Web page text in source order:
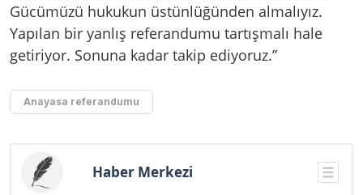
Gücümüzü hukukun üstünlüğünden almalıyız.
Yapılan bir yanlış referandumu tartışmalı hale
getiriyor. Sonuna kadar takip ediyoruz.”
Anayasa referandumu
Haber Merkezi